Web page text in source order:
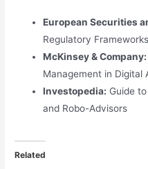
European Securities
Regulatory
McKinsey & Company:
Management in Digital
Investopedia: Guide
and Robo-Advisors
Related